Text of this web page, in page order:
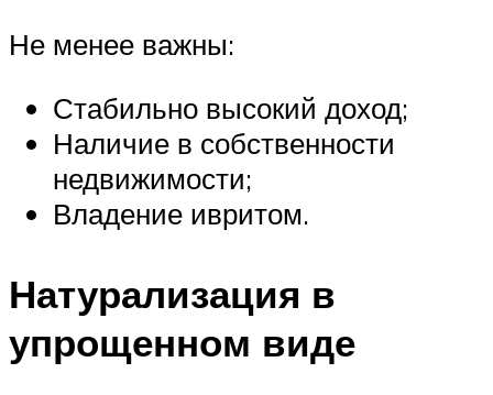
Не менее важны:
Стабильно высокий доход;
Наличие в собственности
недвижимости;
Владение ивритом.
Натурализация в
упрощенном виде